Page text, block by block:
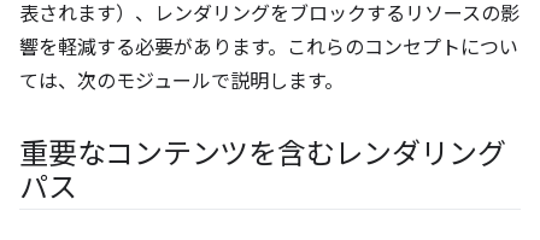
表されます）、レンダリングをブロックするリソースの影
響を軽減する必要があります。これらのコンセプトについ
ては、次のモジュールで説明します。
重要なコンテンツを含むレンダリング
パス